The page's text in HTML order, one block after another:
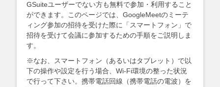
GSuiteユーザーでない方も無料で参加・利用すること
ができます。このページでは、GoogleMeetのミーテ
ィング参加の招待を受けた際に「スマートフォン」で
招待を受けて会議に参加するための手順をご説明しま
す。
※なお、スマートフォン（あるいはタブレット）で以
下の操作や設定を行う場合、Wi-Fi環境の整った状況
で行って下さい。携帯電話回線（携帯電話の電波）を